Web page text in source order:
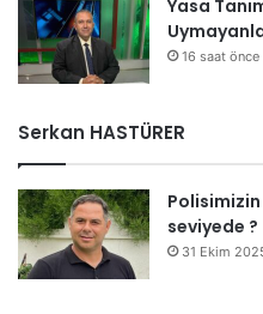
Yasa
16 saat önce
Serkan HASTÜRER
seviyede ?
31 Ekim